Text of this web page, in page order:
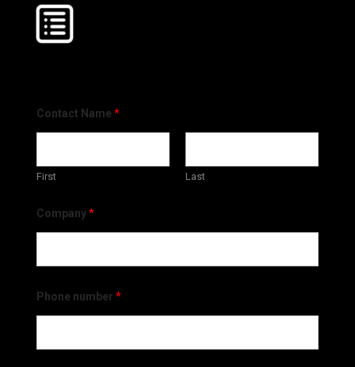
Contact Name *
First Last
Company*
Phone number *